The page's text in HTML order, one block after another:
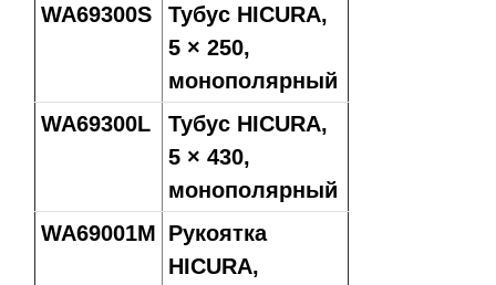
WA69300S
Тубус HICURA,
5 × 250,
монополярный
WA69300L
Тубус HICURA,
5 × 430,
монополярный
WA69001M Рукоятка
HICURA,